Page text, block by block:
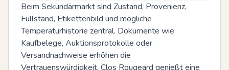
Beim Sekundärmarkt sind Zustand, Provenienz,
Füllstand, Etikettenbild und mögliche
Temperaturhistorie zentral. Dokumente wie
Kaufbelege, Auktionsprotokolle oder
Versandnachweise erhöhen die
Vertrauenswürdigkeit. Clos Rougeard genießt eine